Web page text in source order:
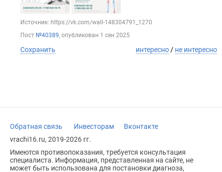
Источник: https://vk.com/wall-148304791_1270
Пост №40389, опубликован 1 сен 2025
Сохранить интересно / не интересно
Обратная связь Инвесторам
Вконтакте
vrachi16.ru, 2019-2026 гг.
Имеются противопоказания, требуется консультация
специалиста. Информация, представленная на сайте, не
может быть использована для постановки диагноза,